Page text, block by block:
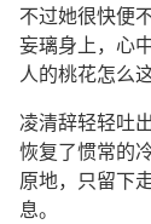
不过她很快便
妄璃身上，
人的桃花怎么
凌清辞轻轻吐
恢复了惯常的
原地，只留下
息。